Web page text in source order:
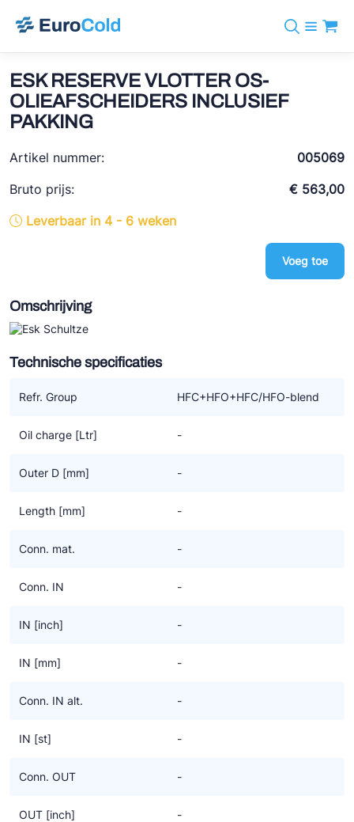
info@eurocold.nl
EN
Merken
BOCK
Castel
Frigomec
AWA
Onda
Johnson Controls
Doucette Industries
Ziehl-Abegg
ESK Schultze
Koudemiddelen
Diensten
Downloads
Nieuws
Contact
Log in
ESK RESERVE VLOTTER OS-
OLIEAFSCHEIDERS INCLUSIEF
PAKKING
Artikel nummer:
005069
Bruto prijs:
€ 563,00
Leverbaar in 4 - 6 weken
Voeg toe
Omschrijving
Technische specificaties
Refr. Group HFC+HFO+HFC/HFO-blend
Oil charge [Ltr] -
Outer D [mm] -
Length [mm] -
Conn. mat. -
Conn. IN -
IN [inch] -
IN [mm] -
Conn. IN alt. -
IN [st] -
Conn. OUT -
OUT [inch] -